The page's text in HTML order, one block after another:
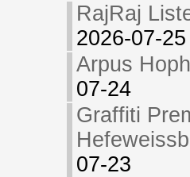
RajRaj
2026-07-25
Arpus
07-24
Graffiti
07-23